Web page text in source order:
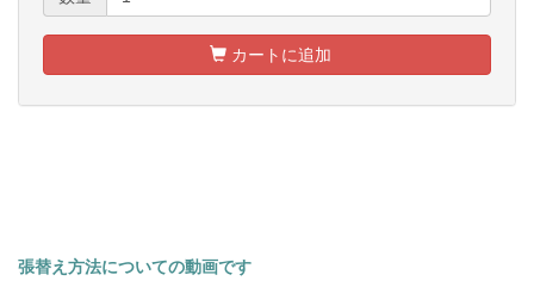
カートに追加
張替え方法についての動画です